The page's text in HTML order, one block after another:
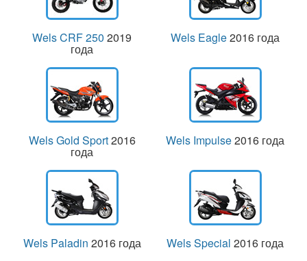
Wels CRF 250 2019
года
Wels Eagle2016 года
Wels Gold Sport2016
года
Wels Impulse2016 года
Wels Paladin 2016 года Wels Special 2016 года